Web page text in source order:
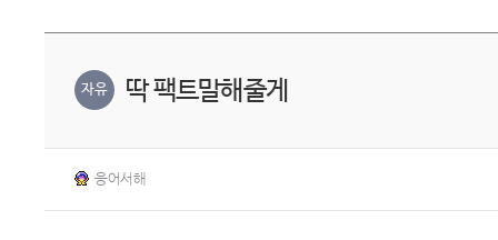
자유 딱 팩트말해줄게
응어서해